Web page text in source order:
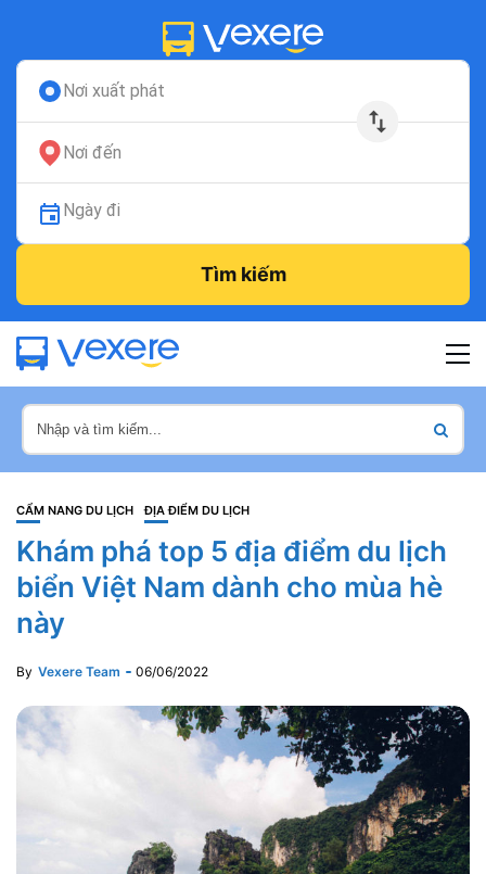
Nơi xuất phát
Nơi đến
Ngày đi
Tìm kiếm
CẨM NANG DU LỊCH ĐỊA ĐIỂM DU LỊCH
Khám phá top 5 địa điểm du lịch
biển Việt Nam dành cho mùa hè
này
By Vexere Team 06/06/2022